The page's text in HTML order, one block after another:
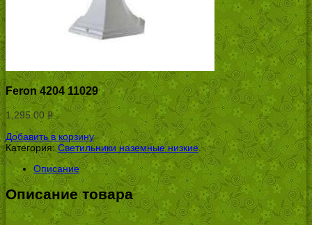
Feron 4204 11029
1,295.00 Р
УБ.
Добавить в корзину
Категория:Светильники наземные низкие.
Описание
Описание товара